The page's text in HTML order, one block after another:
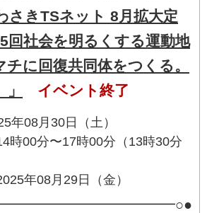
さきTSネット 8月拡大定
回社会を明るくする運動地
チに回復共同体をつくる。
イベント終了
年08月30日（土）
時00分〜17時00分（13時30分
年08月29日（金）